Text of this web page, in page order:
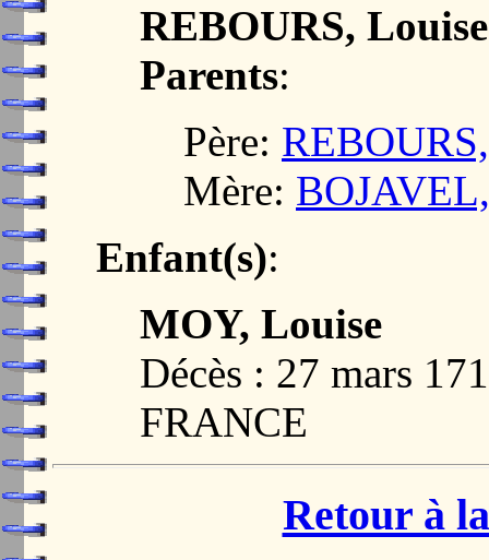
REBOURS, Louise
Parents:
Père:
Mère:
Enfant(s):
MOY, Louise
Décès : 27 mars
FRANCE
Retour à